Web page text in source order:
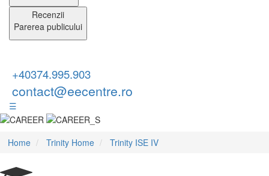
Recenzii
Parerea publicului
+40374.995.903
contact@eecentre.ro
☰
Home Trinity Home Trinity ISE IV